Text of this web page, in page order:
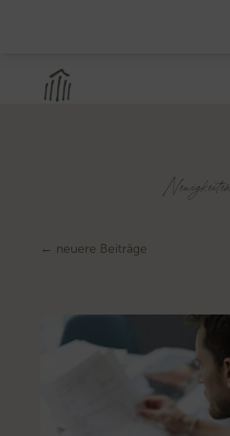
Neuigkeiten
← neuere Beiträge